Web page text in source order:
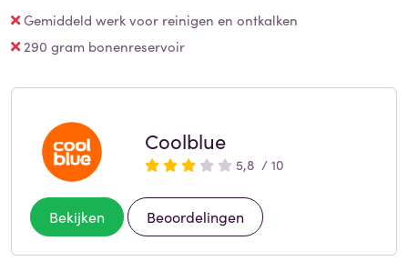
Gemiddeld werk voor reinigen en ontkalken
290 gram bonenreservoir
Coolblue
5,8 / 10
Bekijken Beoordelingen